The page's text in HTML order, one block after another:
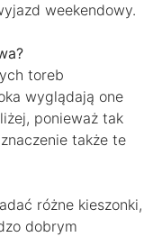
weekendowy.
toreb
wyglądają one
ponieważ tak
także te
różne kieszonki,
dobrym